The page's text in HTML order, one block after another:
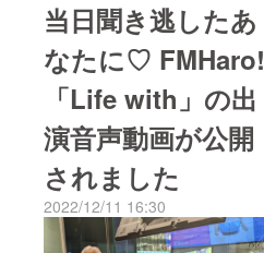
当日聞き逃したあ
なたに♡ FMHaro!
「Life with」の出
演音声動画が公開
されました
2022/12/11 16:30